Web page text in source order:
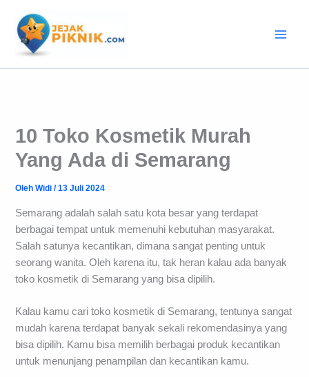
konten
10 Toko Kosmetik Murah
Yang Ada di Semarang
OlehWidi/13 Juli 2024
Semarang adalah salah satu kota besar yang terdapat
berbagai tempat untuk memenuhi kebutuhan masyarakat.
Salah satunya kecantikan, dimana sangat penting untuk
seorang wanita. Oleh karena itu, tak heran kalau ada banyak
toko kosmetik di Semarang yang bisa dipilih.
Kalau kamu cari toko kosmetik di Semarang, tentunya sangat
mudah karena terdapat banyak sekali rekomendasinya yang
bisa dipilih. Kamu bisa memilih berbagai produk kecantikan
untuk menunjang penampilan dan kecantikan kamu.